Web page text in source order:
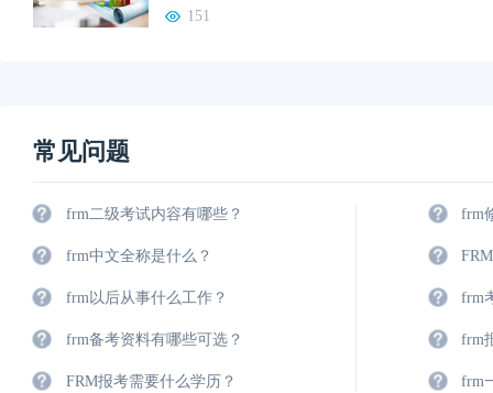
151
常见问题
frm二级考试内容有哪些？
frm中文全称是什么？
frm以后从事什么工作？
frm备考资料有哪些可选？
FRM报考需要什么学历？
frm
frm
frm
frm